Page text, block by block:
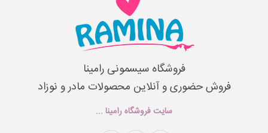
فروشگاه سیسمونی رامینا
فروش حضوری و آنلاین محصولات مادر و نوزاد
سایت فروشگاه رامینا ...